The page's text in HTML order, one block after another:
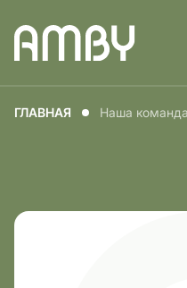
Медицина
ГЛАВНАЯ Наша команда